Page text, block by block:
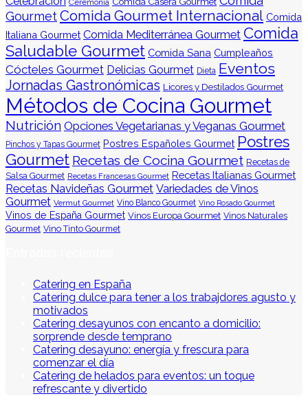
Ceremonia
GourmetComida Gourmet Internacional Comida
Italiana Gourmet Comida Mediterránea Gourmet Comida
Saludable Gourmet Comida Sana Cumpleaños
Cócteles Gourmet Delicias Gourmet Dieta Eventos
Jornadas Gastronómicas Licores y Destilados Gourmet
Métodos de Cocina Gourmet
Nutrición Opciones Vegetarianas y Veganas Gourmet
Pinchos y Tapas Gourmet Postres Españoles Gourmet Postres
Gourmet Recetas de Cocina Gourmet Recetas de
Salsa Gourmet Recetas Francesas Gourmet Recetas Italianas Gourmet
Recetas Navideñas Gourmet Variedades de Vinos
Gourmet Vermut Gourmet Vino Blanco Gourmet Vino Rosado Gourmet
Vinos de España Gourmet Vinos Europa Gourmet Vinos Naturales
Gourmet Vino Tinto Gourmet
Catering en España
Catering dulce para tener a los trabajdores agusto y
motivados
Catering desayunos con encanto a domicilio:
sorprende desde temprano
Catering desayuno: energía y frescura para
comenzar el día
Catering de helados para eventos: un toque
refrescante y divertido